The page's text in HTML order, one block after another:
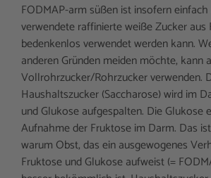
FODMAP-arm süßen ist insofern
verwendete raffinierte weiße Zucker aus
bedenkenlos verwendet werden kann.
anderen Gründen meiden möchte, kann
Vollrohrzucker/Rohrzucker verwenden.
Haushaltszucker (Saccharose) wird im
und Glukose aufgespalten. Die Glukose
Aufnahme der Fruktose im Darm. Das
warum Obst, das ein ausgewogenes
Fruktose und Glukose aufweist (=